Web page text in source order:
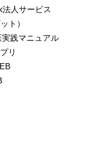
人サービス
ト）
践マニュアル
リ